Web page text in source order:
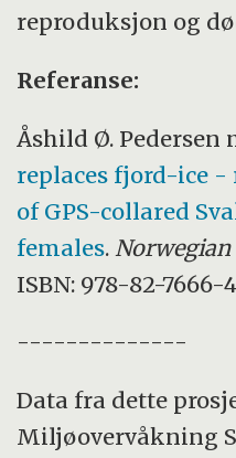
reproduksjon og
Referanse:
Åshild Ø. Pedersen
replaces fjord-ice -
of GPS-collared
females.
ISBN: 978-82-7666-
--------------
Data fra dette
Miljøovervåkning